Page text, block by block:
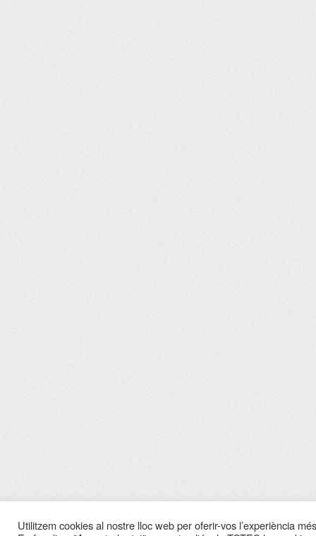
Utilitzem cookies al nostre lloc web per oferir-vos l’experiència